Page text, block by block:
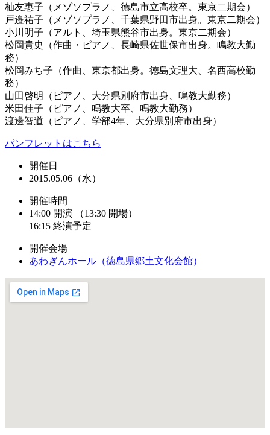
杣友惠子（メゾソプラノ、徳島市立高校卒。東京二期会）
戸邉祐子（メゾソプラノ、千葉県野田市出身。東京二期会）
小川明子（アルト、埼玉県熊谷市出身。東京二期会）
松岡貴史（作曲・ピアノ、長崎県佐世保市出身。鳴教大勤
務）
松岡みち子（作曲、東京都出身。徳島文理大、名西高校勤
務）
山田啓明（ピアノ、大分県別府市出身、鳴教大勤務）
米田佳子（ピアノ、鳴教大卒、鳴教大勤務）
渡邊智道（ピアノ、学部4年、大分県別府市出身）
パンフレットはこちら
開催日
2015.05.06（水）
開催時間
14:00 開演 （13:30 開場）
16:15 終演予定
開催会場
あわぎんホール（徳島県郷土文化会館）